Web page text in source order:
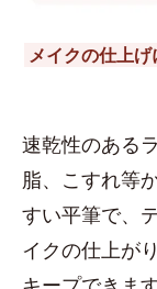
メイクの仕上
速乾性のある
脂、こすれ等
すい平筆で、
イクの仕上が